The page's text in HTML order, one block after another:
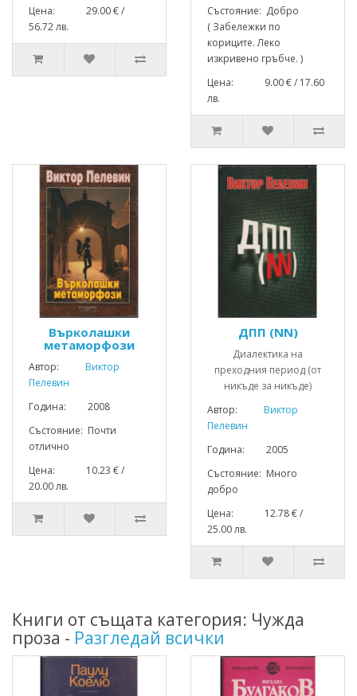
Цена: 29.00 € /
56.72 лв.
Състояние: Добро
( Забележки по
кориците. Леко
изкривено гръбче. )
Цена: 9.00 € / 17.60
лв.
Върколашки
метаморфози
Автор:
Виктор
Пелевин
Година: 2008
Състояние: Почти
отлично
Цена: 10.23 € /
20.00 лв.
ДПП (NN)
Диалектика на
преходния период (от
никъде за никъде)
Автор:
Виктор
Пелевин
Година: 2005
Състояние: Много
добро
Цена: 12.78 € /
25.00 лв.
Книги от същата категория: Чужда
проза - Разгледай всички